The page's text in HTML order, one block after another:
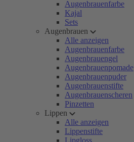
Augenbrauenfarbe
Kajal
Sets
Augenbrauen
Alle anzeigen
Augenbrauenfarbe
Augenbrauengel
Augenbrauenpomade
Augenbrauenpuder
Augenbrauenstifte
Augenbrauenscheren
Pinzetten
Lippen
Alle anzeigen
Lippenstifte
Lipgloss